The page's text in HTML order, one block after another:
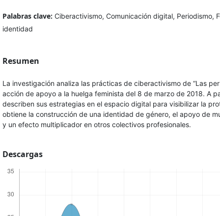
Palabras clave: Ciberactivismo, Comunicación digital, Periodismo,
identidad
Resumen
La investigación analiza las prácticas de ciberactivismo de “Las
acción de apoyo a la huelga feminista del 8 de marzo de 2018. A
describen sus estrategias en el espacio digital para visibilizar la
obtiene la construcción de una identidad de género, el apoyo de
y un efecto multiplicador en otros colectivos profesionales.
Descargas